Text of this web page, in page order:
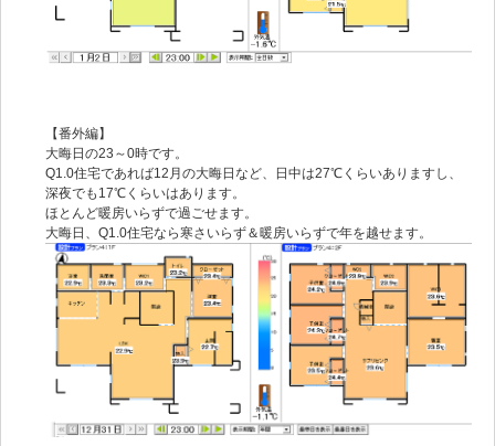
【番外編】
大晦日の23～0時です。
Q1.0住宅であれば12月の大晦日など、日中は27℃くらいありますし、
深夜でも17℃くらいはあります。
ほとんど暖房いらずで過ごせます。
大晦日、Q1.0住宅なら寒さいらず＆暖房いらずで年を越せます。